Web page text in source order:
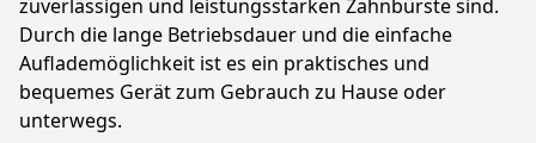
zuverlässigen und leistungsstarken Zahnbürste sind.
Durch die lange Betriebsdauer und die einfache
Auflademöglichkeit ist es ein praktisches und
bequemes Gerät zum Gebrauch zu Hause oder
unterwegs.